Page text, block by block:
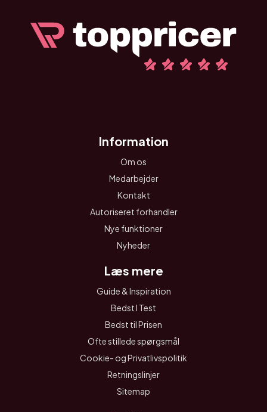
Information
Om os
Medarbejder
Kontakt
Autoriseret forhandler
Nye funktioner
Nyheder
Læs mere
Guide & Inspiration
Bedst I Test
Bedst til Prisen
Ofte stillede spørgsmål
Cookie- og Privatlivspolitik
Retningslinjer
Sitemap